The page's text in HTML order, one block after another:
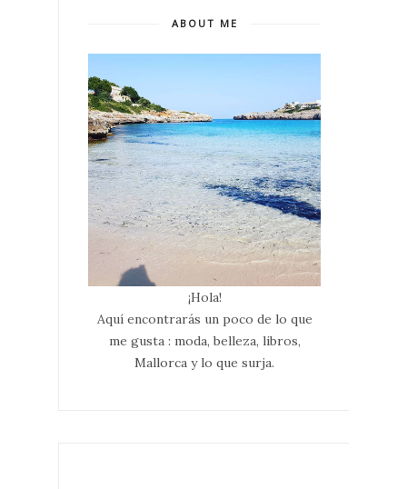
ABOUT ME
¡Hola!
Aquí encontrarás un poco de lo que
me gusta : moda, belleza, libros,
Mallorca y lo que surja.